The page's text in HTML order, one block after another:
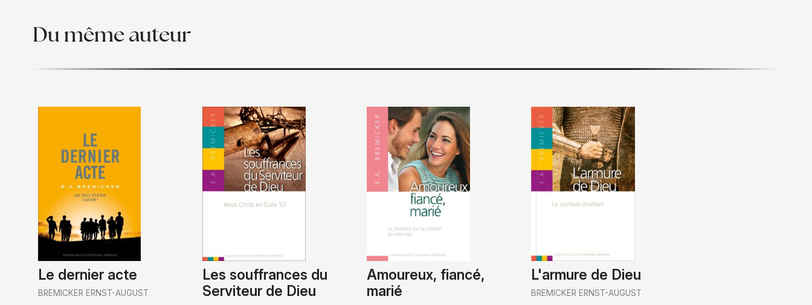
Du même auteur
Le dernier acte
BREMICKER ERNST-AUGUST
Les souffrances du
Serviteur de Dieu
Amoureux, fiancé,
marié
L'armure de Dieu
BREMICKER ERNST-AUGUST